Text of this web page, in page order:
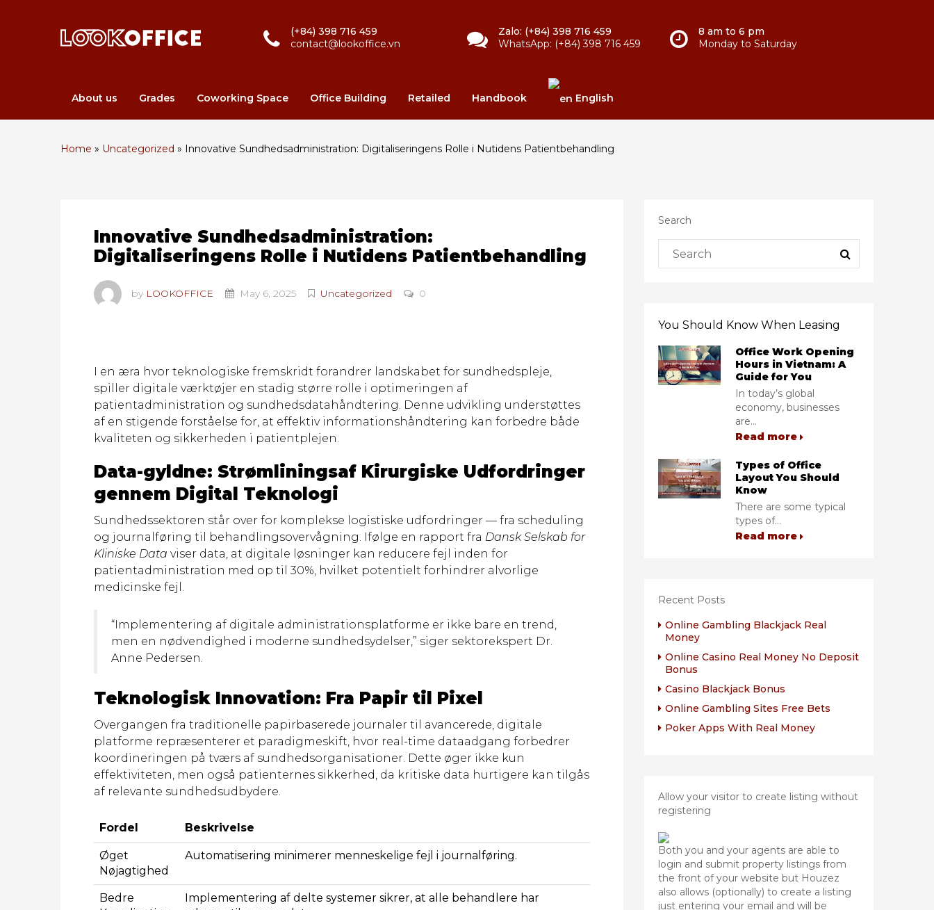
8 am to 6 pm
Monday to Saturday
Zalo: (+84) 398 716 459
WhatsApp: (+84) 398 716 459
(+84) 398 716 459
contact@lookoffice.vn
About us Grades Coworking Space Office Building Retailed Handbook English
Home » Uncategorized » Innovative Sundhedsadministration: Digitaliseringens Rolle i Nutidens Patientbehandling
Innovative Sundhedsadministration:
Digitaliseringens Rolle i Nutidens Patientbehandling
by LOOKOFFICE May 6, 2025 Uncategorized 0
I en æra hvor teknologiske fremskridt forandrer landskabet for sundhedspleje,
spiller digitale værktøjer en stadig større rolle i optimeringen af
patientadministration og sundhedsdatahåndtering. Denne udvikling understøttes
af en stigende forståelse for, at effektiv informationshåndtering kan forbedre både
kvaliteten og sikkerheden i patientplejen.
Data-gyldne: Strømliningsaf Kirurgiske Udfordringer
gennem Digital Teknologi
Sundhedssektoren står over for komplekse logistiske udfordringer — fra scheduling
og journalføring til behandlingsovervågning. Ifølge en rapport fra Dansk Selskab for
Kliniske Data viser data, at digitale løsninger kan reducere fejl inden for
patientadministration med op til 30%, hvilket potentielt forhindrer alvorlige
medicinske fejl.
“Implementering af digitale administrationsplatforme er ikke bare en trend,
men en nødvendighed i moderne sundhedsydelser,” siger sektorekspert Dr.
Anne Pedersen.
Teknologisk Innovation: Fra Papir til Pixel
Overgangen fra traditionelle papirbaserede journaler til avancerede, digitale
platforme repræsenterer et paradigmeskift, hvor real-time dataadgang forbedrer
koordineringen på tværs af sundhedsorganisationer. Dette øger ikke kun
effektiviteten, men også patienternes sikkerhed, da kritiske data hurtigere kan tilgås
af relevante sundhedsudbydere.
Fordel Beskrivelse
Øget
Nøjagtighed
Automatisering minimerer menneskelige fejl i journalføring.
Bedre
Implementering af delte systemer sikrer, at alle behandlere har
Search
You Should Know When Leasing
Office Work Opening
Hours in Vietnam: A
Guide for You
In today’s global
economy, businesses
are...
Read more
Types of Office
Layout You Should
Know
There are some typical
types of...
Read more
Recent Posts
Online Gambling Blackjack Real
Money
Online Casino Real Money No Deposit
Bonus
Casino Blackjack Bonus
Online Gambling Sites Free Bets
Poker Apps With Real Money
Allow your visitor to create listing without
registering
Both you and your agents are able to
login and submit property listings from
the front of your website but Houzez
also allows (optionally) to create a listing
just entering your email and will be